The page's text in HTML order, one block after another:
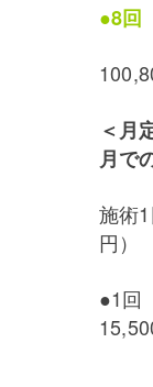
●8回
＜月
月で
施術
円）
●1回